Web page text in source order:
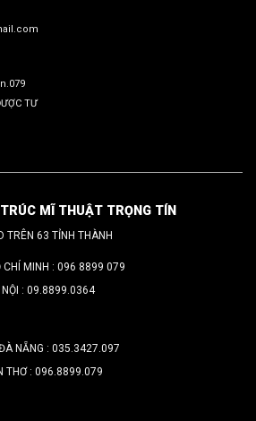
TƯ
MĨ THUẬT TRỌNG TÍN
TRÊN 63 TỈNH THÀNH
CHÍ MINH : 096 8899 079
: 09.8899.0364
NẴNG : 035.3427.097
THƠ : 096.8899.079